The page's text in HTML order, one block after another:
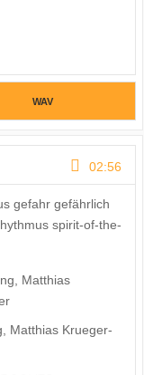
WAV
02:56
gefahr gefährlich
spirit-of-the-
Matthias
Matthias Krueger-